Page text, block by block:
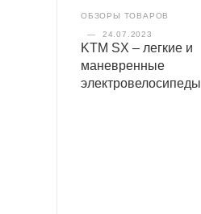
ОБЗОРЫ ТОВАРОВ
— 24.07.2023
KTM SX – легкие и
маневренные
электровелосипеды